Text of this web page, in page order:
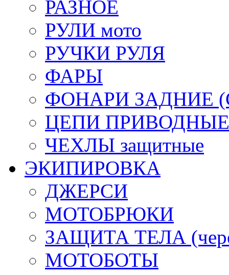
РАЗНОЕ
РУЛИ мото
РУЧКИ РУЛЯ
ФАРЫ
ФОНАРИ ЗАДНИЕ
ЦЕПИ ПРИВОДНЫЕ
ЧЕХЛЫ защитные
ЭКИПИРОВКА
ДЖЕРСИ
МОТОБРЮКИ
ЗАЩИТА ТЕЛА
МОТОБОТЫ